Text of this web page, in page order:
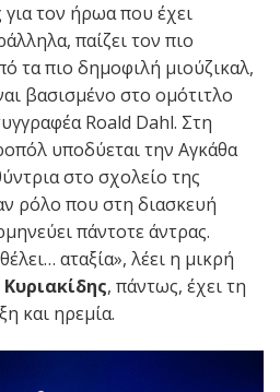
για τον ήρωα που έχει
παίζει τον πιο
τα πιο δημοφιλή μιούζικαλ,
βασισμένο στο ομότιτλο
Roald Dahl. Στη
υποδύεται την Αγκάθα
στο σχολείο της
ρόλο που στη διασκευή
πάντοτε άντρας.
αταξία», λέει η μικρή
, πάντως, έχει τη
και ηρεμία.